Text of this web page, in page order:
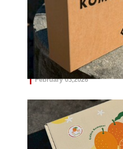
📍金蒙德 雙頭插蓋盒
February 03,2026